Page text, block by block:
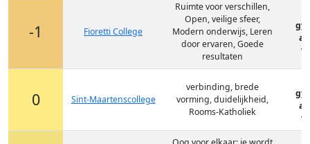
-1 Fioretti College
Ruimte voor verschillen,
Open, veilige sfeer,
Modern onderwijs, Leren
door ervaren, Goede
resultaten
0 Sint-Maartenscollege
verbinding, brede
vorming, duidelijkheid,
Rooms-Katholiek